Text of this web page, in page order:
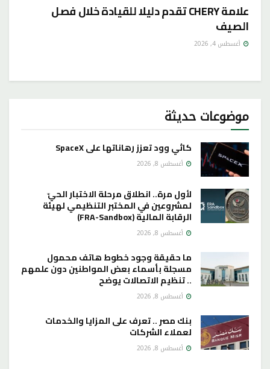
علامة CHERY تقدم دليلا للقيادة خلال فصل
الصيف
أغسطس 4, 2026
موضوعات حديثة
كاثي وود تعزز رهاناتها على SpaceX
أغسطس 8, 2026
لأول مرة.. انطلاق مرحلة الاختبار الحيّ
لمشروعين في المختبر التنظيمي لهيئة
الرقابة المالية (FRA-Sandbox)
أغسطس 8, 2026
ما حقيقة وجود خطوط هاتف محمول
مسجلة بأسماء بعض المواطنين دون علمهم
.. تنظيم الاتصالات يوضح
أغسطس 8, 2026
بنك مصر .. تعرف على المزايا والخدمات
لعملاء الشركات
أغسطس 8, 2026